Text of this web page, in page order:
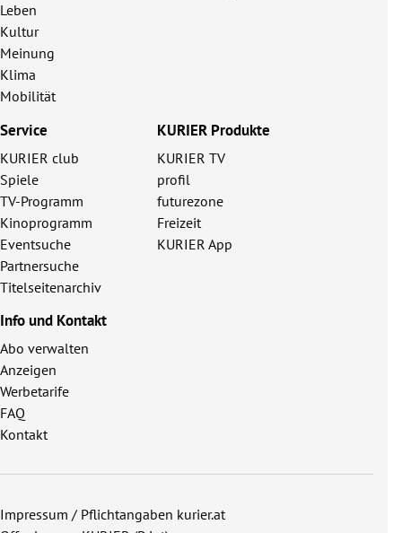
Leben
Kultur
Meinung
Klima
Mobilität
Service
KURIER club
Spiele
TV-Programm
Kinoprogramm
Eventsuche
Partnersuche
Titelseitenarchiv
KURIER Produkte
KURIER TV
profil
futurezone
Freizeit
KURIER App
Info und Kontakt
Abo verwalten
Anzeigen
Werbetarife
FAQ
Kontakt
Impressum / Pflichtangaben kurier.at